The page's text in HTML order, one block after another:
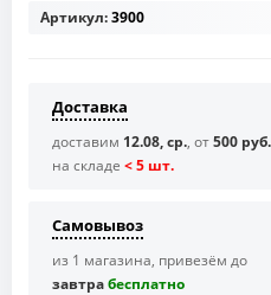
Артикул:3900
Доставка
доставим 12.08, ср., от500 руб.
на складе < 5 шт.
Самовывоз
из 1 магазина, привезём до
завтрабесплaтно